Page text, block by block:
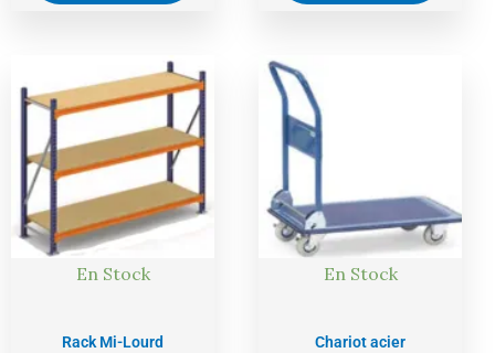
En Stock
Rack Mi-Lourd
En Stock
Chariot acier